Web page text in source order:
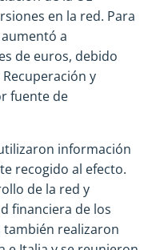
en la red. Para
a
de euros, debido
y
fuente de
información
recogido al efecto.
de la red y
financiera de los
también realizaron